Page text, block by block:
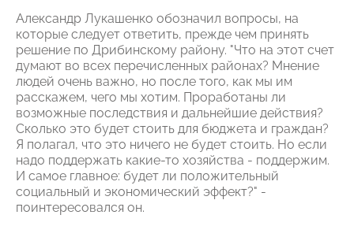
Александр Лукашенко обозначил вопросы, на
которые следует ответить, прежде чем принять
решение по Дрибинскому району. "Что на этот счет
думают во всех перечисленных районах? Мнение
людей очень важно, но после того, как мы им
расскажем, чего мы хотим. Проработаны ли
возможные последствия и дальнейшие действия?
Сколько это будет стоить для бюджета и граждан?
Я полагал, что это ничего не будет стоить. Но если
надо поддержать какие-то хозяйства - поддержим.
И самое главное: будет ли положительный
социальный и экономический эффект?" -
поинтересовался он.